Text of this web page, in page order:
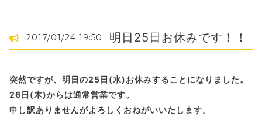
2017/01/24 19:50 明日25日お休みです！！
突然ですが、明日の25日(水)お休みすることになりました。
26日(木)からは通常営業です。
申し訳ありませんがよろしくおねがいいたします。